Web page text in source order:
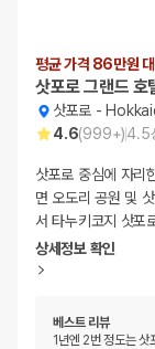
평균 가격 86만원 대
삿포로 그랜드 호
삿포로 -
4.6(999+)4.5
삿포로 중심에 자리
면 오도리 공원 및
서 타누키코지 삿
상세정보 확인
베스트 리뷰
1년엔 2번 정도는 삿